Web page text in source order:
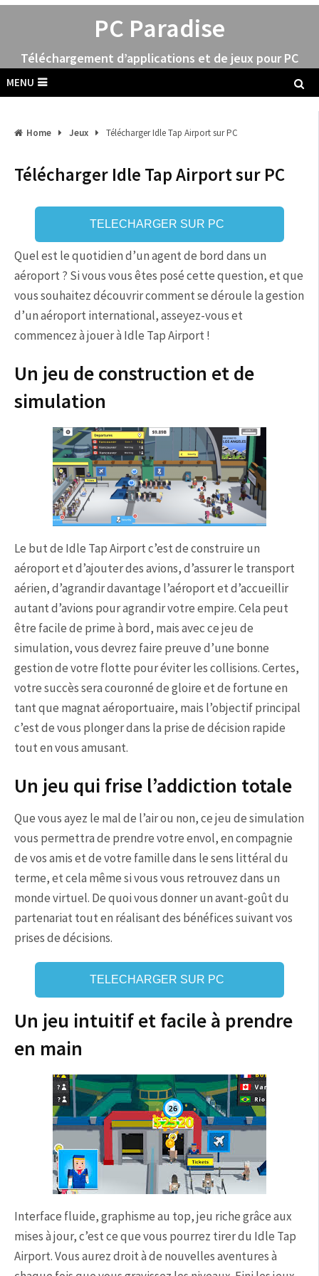
PC Paradise
Téléchargement d’applications et de jeux pour PC
MENU
Home Jeux Télécharger Idle Tap Airport sur PC
Télécharger Idle Tap Airport sur PC
TELECHARGER SUR PC
Quel est le quotidien d’un agent de bord dans un
aéroport ? Si vous vous êtes posé cette question, et que
vous souhaitez découvrir comment se déroule la gestion
d’un aéroport international, asseyez-vous et
commencez à jouer à Idle Tap Airport !
Un jeu de construction et de
simulation
Le but de Idle Tap Airport c’est de construire un
aéroport et d’ajouter des avions, d’assurer le transport
aérien, d’agrandir davantage l’aéroport et d’accueillir
autant d’avions pour agrandir votre empire. Cela peut
être facile de prime à bord, mais avec ce jeu de
simulation, vous devrez faire preuve d’une bonne
gestion de votre flotte pour éviter les collisions. Certes,
votre succès sera couronné de gloire et de fortune en
tant que magnat aéroportuaire, mais l’objectif principal
c’est de vous plonger dans la prise de décision rapide
tout en vous amusant.
Un jeu qui frise l’addiction totale
Que vous ayez le mal de l’air ou non, ce jeu de simulation
vous permettra de prendre votre envol, en compagnie
de vos amis et de votre famille dans le sens littéral du
terme, et cela même si vous vous retrouvez dans un
monde virtuel. De quoi vous donner un avant-goût du
partenariat tout en réalisant des bénéfices suivant vos
prises de décisions.
TELECHARGER SUR PC
Un jeu intuitif et facile à prendre
en main
Interface fluide, graphisme au top, jeu riche grâce aux
mises à jour, c’est ce que vous pourrez tirer du Idle Tap
Airport. Vous aurez droit à de nouvelles aventures à